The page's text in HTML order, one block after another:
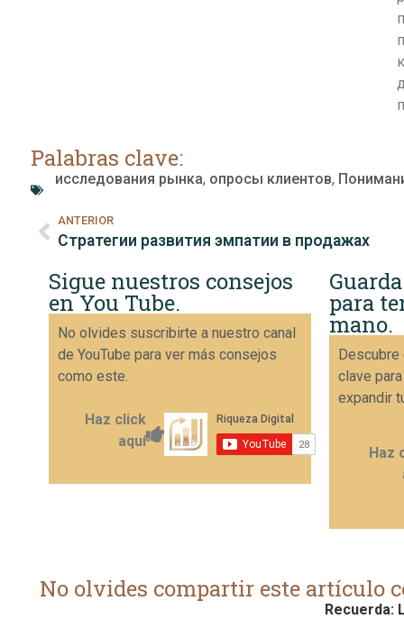
Palabras clave:
исследования рынка, опросы клиентов,
ANTERIOR
Стратегии развития эмпатии в продажах
Sigue nuestros consejos
en You Tube.
No olvides suscribirte a nuestro canal
de YouTube para ver más consejos
como este.
Haz click
aquí
para
mano.
clave
expandir
Haz
No olvides compartir este artículo
Recuerda: